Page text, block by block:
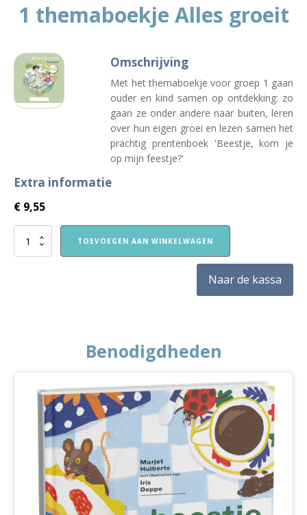
1 themaboekje Alles groeit
Omschrijving
Met het themaboekje voor groep 1 gaan
ouder en kind samen op ontdekking: zo
gaan ze onder andere naar buiten, leren
over hun eigen groei en lezen samen het
prachtig prentenboek 'Beestje, kom je
op mijn feestje?'
Extra informatie
€ 9,55
Nieuw!
TOEVOEGEN AAN WINKELWAGEN
Naar de kassa
Benodigdheden